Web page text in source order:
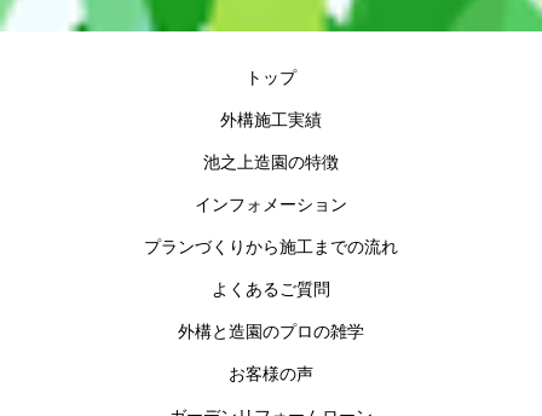
トップ
外構施工実績
池之上造園の特徴
インフォメーション
プランづくりから施工までの流れ
よくあるご質問
外構と造園のプロの雑学
お客様の声